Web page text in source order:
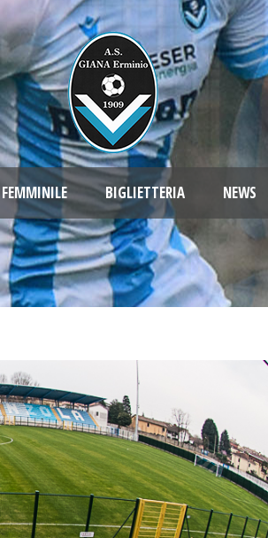
FEMMINILE BIGLIETTERIA NEWS